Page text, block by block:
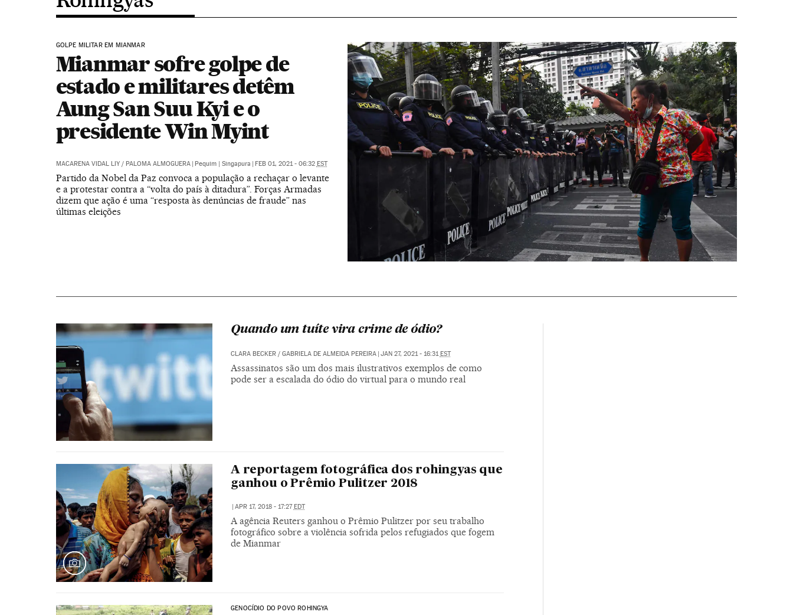
GOLPE MILITAR EM MIANMAR
Mianmar sofre golpe de
estado e militares detêm
Aung San Suu Kyi e o
presidente Win Myint
MACARENA VIDAL LIY/ PALOMA ALMOGUERA | Pequim | Singapura | FEB 01, 2021 - 06:32 EST
Partido da Nobel da Paz convoca a população a rechaçar o levante
e a protestar contra a “volta do país à ditadura”. Forças Armadas
dizem que ação é uma “resposta às denúncias de fraude” nas
últimas eleições
Quando um tuíte vira crime de ódio?
CLARA BECKER/ GABRIELA DE ALMEIDA PEREIRA | JAN 27, 2021 - 16:31EST
Assassinatos são um dos mais ilustrativos exemplos de como
pode ser a escalada do ódio do virtual para o mundo real
A reportagem fotográfica dos rohingyas que
ganhou o Prêmio Pulitzer 2018
APR 17, 2018 - 17:27 EDT
A agência Reuters ganhou o Prêmio Pulitzer por seu trabalho
fotográfico sobre a violência sofrida pelos refugiados que fogem
de Mianmar
GENOCÍDIO DO POVO ROHINGYA